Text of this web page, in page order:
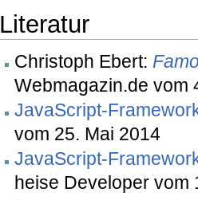
Literatur
Christoph Ebert:
Webmagazin.de vom
JavaScript-
vom 25. Mai 2014
JavaScript-
heise Developer vom